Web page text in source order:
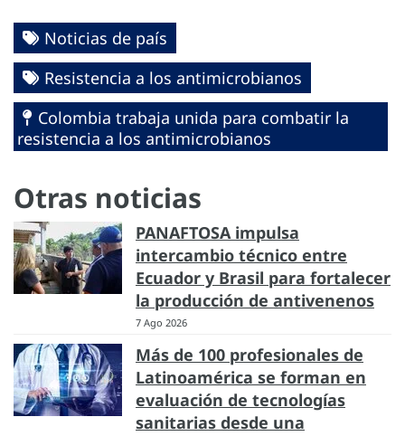
Noticias de país
Resistencia a los antimicrobianos
Colombia trabaja unida para combatir la
resistencia a los antimicrobianos
Otras noticias
PANAFTOSA impulsa
intercambio técnico entre
Ecuador y Brasil para fortalecer
la producción de antivenenos
7 Ago 2026
Más de 100 profesionales de
Latinoamérica se forman en
evaluación de tecnologías
sanitarias desde una